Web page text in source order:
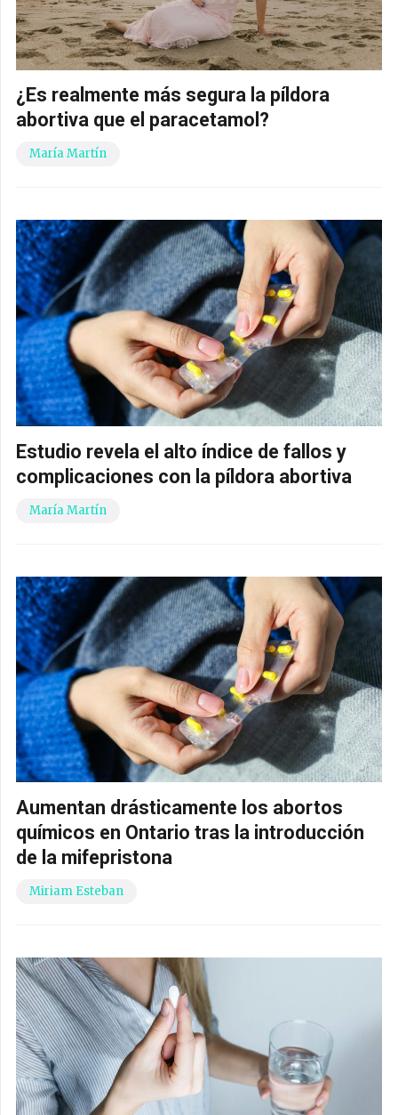
¿Es realmente más segura la píldora
abortiva que el paracetamol?
María Martín
Estudio revela el alto índice de fallos y
complicaciones con la píldora abortiva
María Martín
Aumentan drásticamente los abortos
químicos en Ontario tras la introducción
de la mifepristona
Miriam Esteban